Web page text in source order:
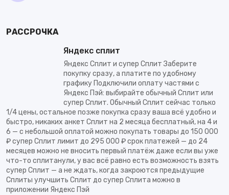
РАССРОЧКА
Яндекс сплит
Яндекс Сплит и супер Сплит Заберите
покупку сразу, а платите по удобному
графику Подключили оплату частями с
Яндекс Пэй: выбирайте обычный Сплит или
супер Сплит. Обычный Сплит сейчас только
1/4 цены, остальное позже покупка сразу ваша всё удобно и
быстро, никаких анкет Сплит на 2 месяца бесплатный, на 4 и
6 — с небольшой оплатой можно покупать товары до 150 000
₽ супер Сплит лимит до 295 000 ₽ срок платежей — до 24
месяцев можно не вносить первый платёж даже если вы уже
что-то сплитанули, у вас всё равно есть возможность взять
супер Сплит — а не ждать, когда закроются предыдущие
Сплиты улучшить Сплит до супер Сплита можно в
приложении Яндекс Пэй